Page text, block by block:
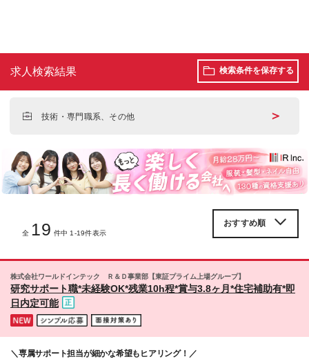
求人検索結果 検索条件を保存する
技術・専門職系、その他 ＞
全 19 件中 1-19件表示
株式会社ワールドインテック Ｒ＆Ｄ事業部【東証プライム上場グループ】
研究サポート職*未経験OK*残業10h程*賞与3.8ヶ月*住宅補助有*即
日内定可能
＼専属サポート担当が細かな希望もヒアリング！／